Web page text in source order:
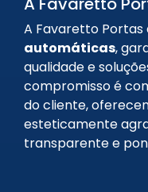
A Favaretto Portas
automáticas,
qualidade e
compromisso é
do cliente,
esteticamente
transparente e